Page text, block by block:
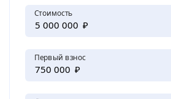
Стоимость
₽
Первый взнос
₽